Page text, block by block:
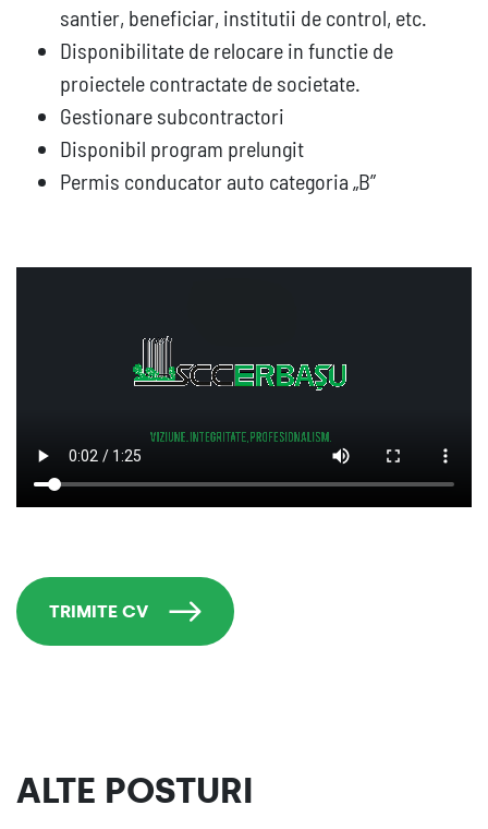
santier, beneficiar, institutii de control, etc.
Disponibilitate de relocare in functie de
proiectele contractate de societate.
Gestionare subcontractori
Disponibil program prelungit
Permis conducator auto categoria „B”
TRIMITE CV
ALTE POSTURI